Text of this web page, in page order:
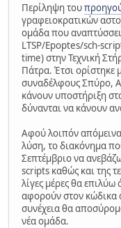
Περίληψη του
γραφειοκρατικών
ομάδα που
LTSP/Epoptes/sch-
time) στην Τεχνική
Πάτρα. Έτσι ορίστηκε
συναδέλφους Σπύρο,
κάνουν υποστήριξη
δύνανται να κάνουν
Αφού λοιπόν
λύση, το διακόνημα
Σεπτέμβριο να
scripts καθώς και της
λίγες μέρες θα
αφορούν στον κώδικα
συνέχεια θα
νέα ομάδα.